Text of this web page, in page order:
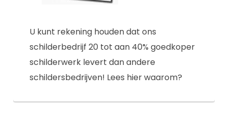
U kunt rekening houden dat ons
schilderbedrijf 20 tot aan 40% goedkoper
schilderwerk levert dan andere
schildersbedrijven! Lees hier waarom?